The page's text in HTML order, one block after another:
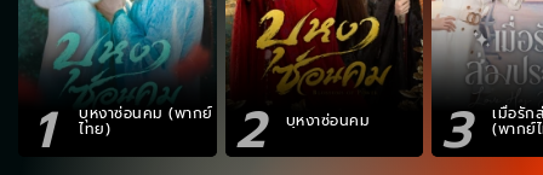
1 บุหงาซ่อนคม (พากย์
ไทย) 2 บุหงาซ่อนคม 3 เมื่อรัก
(พากย์